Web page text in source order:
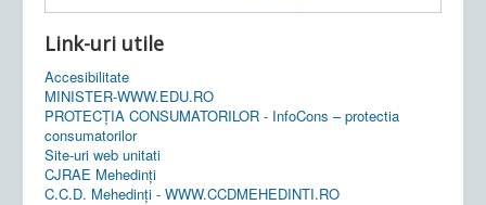
Link-uri utile
Accesibilitate
MINISTER-WWW.EDU.RO
PROTECȚIA CONSUMATORILOR - InfoCons – protectia
consumatorilor
Site-uri web unitati
CJRAE Mehedinți
C.C.D. Mehedinţi - WWW.CCDMEHEDINTI.RO